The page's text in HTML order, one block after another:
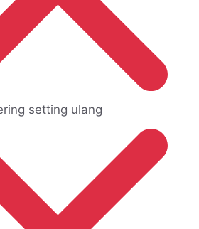
setting ulang